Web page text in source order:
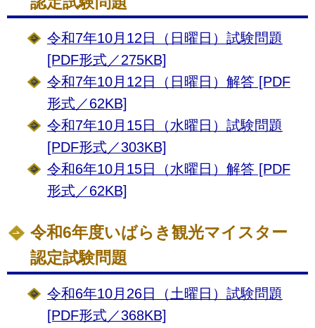
令和7年10月12日（日曜日）試験問題
[PDF形式／275KB]
令和7年10月12日（日曜日）解答 [PDF
形式／62KB]
令和7年10月15日（水曜日）試験問題
[PDF形式／303KB]
令和6年10月15日（水曜日）解答 [PDF
形式／62KB]
令和6年度いばらき観光マイスター
認定試験問題
令和6年10月26日（土曜日）試験問題
[PDF形式／368KB]